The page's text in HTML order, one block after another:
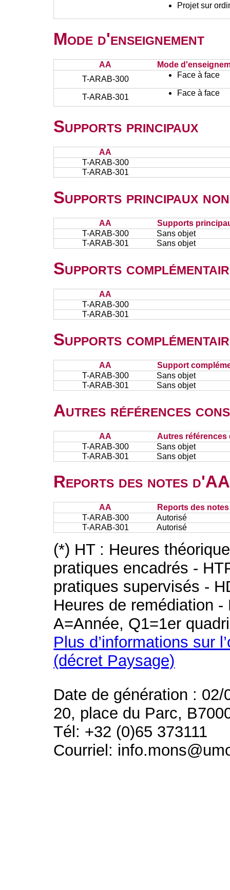
Projet sur
Mode d'enseignement
AA
Mode
T-ARAB-300
Face à face
T-ARAB-301 Face à face
Supports principaux
AA
T-ARAB-300
T-ARAB-301
Supports principaux
AA
Supports
T-ARAB-300
Sans objet
T-ARAB-301
Sans objet
Supports
AA
T-ARAB-300
T-ARAB-301
Supports
AA
Support
T-ARAB-300
Sans objet
T-ARAB-301
Sans objet
Autres références
AA
Autres références
T-ARAB-300
Sans objet
T-ARAB-301
Sans objet
Reports des notes
AA
Reports des
T-ARAB-300
Autorisé
T-ARAB-301
Autorisé
(*) HT : Heures
pratiques encadrés -
pratiques supervisés -
Heures de remédiation
A=Année, Q1=1er
Plus d’informations sur
(décret Paysage)
Date de génération : 02/
20, place du Parc,
Tél: +32 (0)65 373111
Courriel: